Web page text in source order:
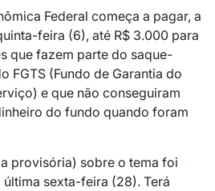
Federal começa a pagar, a
feira (6), até R$ 3.000 para
que fazem parte do saque-
FGTS (Fundo de Garantia do
e que não conseguiram
do fundo quando foram
provisória) sobre o tema foi
última sexta-feira (28). Terá